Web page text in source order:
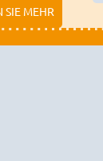
SIE MEHR